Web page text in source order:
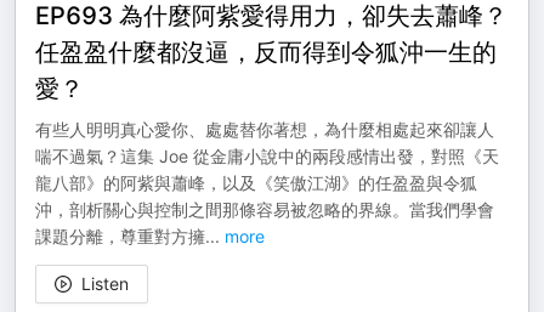
EP693 為什麼阿紫愛得用力，卻失去蕭峰？
任盈盈什麼都沒逼，反而得到令狐沖一生的
愛？
有些人明明真心愛你、處處替你著想，為什麼相處起來卻讓人
喘不過氣？這集 Joe 從金庸小說中的兩段感情出發，對照《天
龍八部》的阿紫與蕭峰，以及《笑傲江湖》的任盈盈與令狐
沖，剖析關心與控制之間那條容易被忽略的界線。當我們學會
課題分離，尊重對方擁... more
Listen